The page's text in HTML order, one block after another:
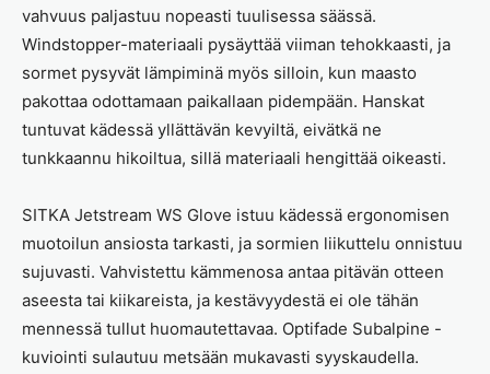
vahvuus paljastuu nopeasti tuulisessa säässä.
Windstopper-materiaali pysäyttää viiman tehokkaasti, ja
sormet pysyvät lämpiminä myös silloin, kun maasto
pakottaa odottamaan paikallaan pidempään. Hanskat
tuntuvat kädessä yllättävän kevyiltä, eivätkä ne
tunkkaannu hikoiltua, sillä materiaali hengittää oikeasti.
SITKA Jetstream WS Glove istuu kädessä ergonomisen
muotoilun ansiosta tarkasti, ja sormien liikuttelu onnistuu
sujuvasti. Vahvistettu kämmenosa antaa pitävän otteen
aseesta tai kiikareista, ja kestävyydestä ei ole tähän
mennessä tullut huomautettavaa. Optifade Subalpine -
kuviointi sulautuu metsään mukavasti syyskaudella.